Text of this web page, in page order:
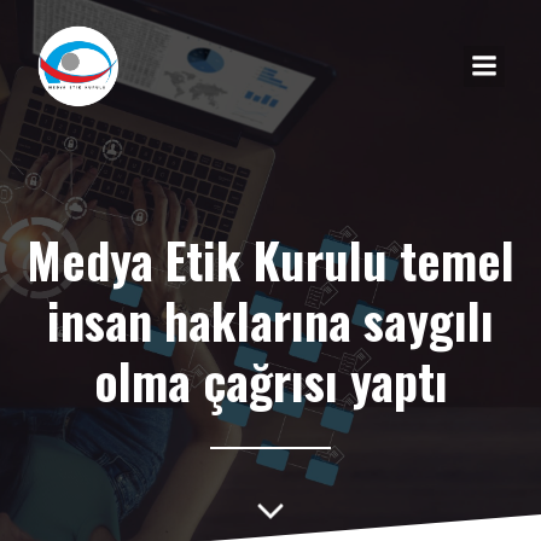
Medya Etik Kurulu temel
insan haklarına saygılı
olma çağrısı yaptı